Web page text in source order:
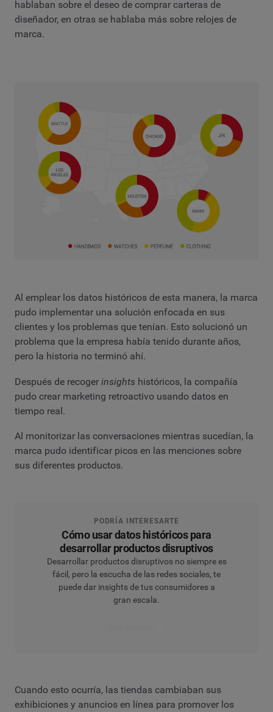
hablaban sobre el deseo de comprar carteras de
diseñador, en otras se hablaba más sobre relojes de
marca.
Al emplear los datos históricos de esta manera, la marca
pudo implementar una solución enfocada en sus
clientes y los problemas que tenían. Esto solucionó un
problema que la empresa había tenido durante años,
pero la historia no terminó ahí.
Después de recoger insights históricos, la compañía
pudo crear marketing retroactivo usando datos en
tiempo real.
Al monitorizar las conversaciones mientras sucedían, la
marca pudo identificar picos en las menciones sobre
sus diferentes productos.
PODRÍA INTERESARTE
Cómo usar datos históricos para
desarrollar productos disruptivos
Desarrollar productos disruptivos no siempre es
fácil, pero la escucha de las redes sociales, te
puede dar insights de tus consumidores a
gran escala.
Cuando esto ocurría, las tiendas cambiaban sus
exhibiciones y anuncios en línea para promover los